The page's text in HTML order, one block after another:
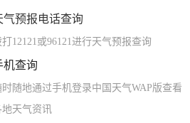
气预报电话查询
打12121或96121进行天气预报查询
机查询
时随地通过手机登录中国天气WAP版查看
地天气资讯